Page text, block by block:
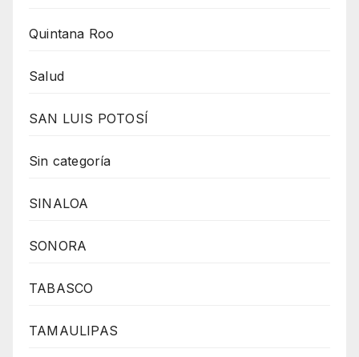
Quintana Roo
Salud
SAN LUIS POTOSÍ
Sin categoría
SINALOA
SONORA
TABASCO
TAMAULIPAS